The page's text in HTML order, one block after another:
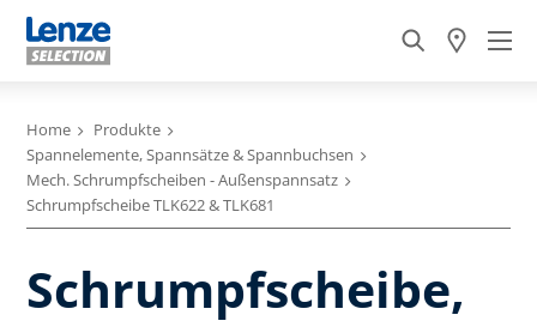
Home
Produkte
Spannelemente, Spannsätze & Spannbuchsen
Mech. Schrumpfscheiben - Außenspannsatz
Schrumpfscheibe TLK622 & TLK681
Schrumpfscheibe,